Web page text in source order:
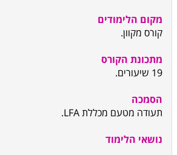
מקום הלימודים
קורס מקוון.
מתכונת הקורס
19 שיעורים.
הסמכה
תעודה מטעם מכללת LFA.
נושאי הלימוד